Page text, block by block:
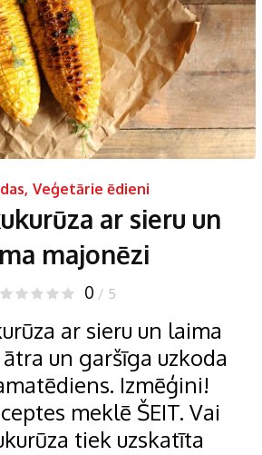
, Veģetārie ēdieni
ar sieru un
majonēzi
0 / 5
ar sieru un laima
un garšīga uzkoda
Izmēģini!
meklē ŠEIT. Vai
tiek uzskatīta